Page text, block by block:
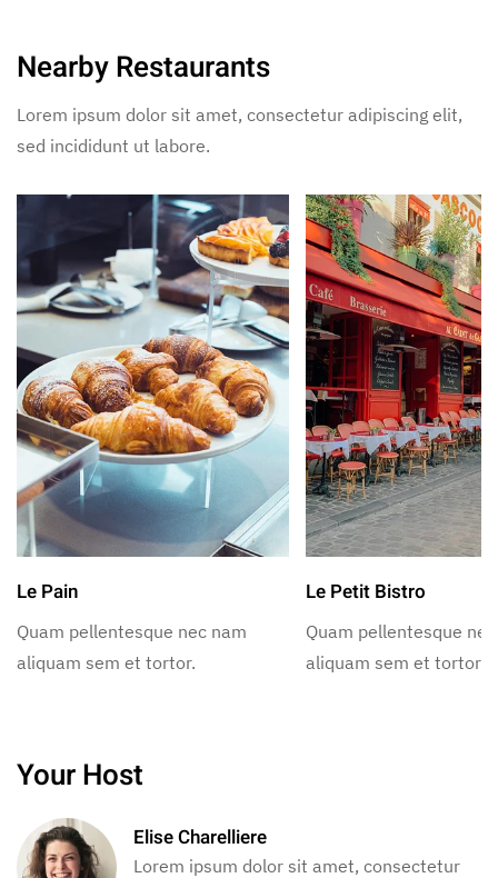
Nearby Restaurants
Lorem ipsum dolor sit amet, consectetur adipiscing elit,
sed incididunt ut labore.
Le Pain
Quam pellentesque nec nam
aliquam sem et tortor.
Le Petit Bistro
Quam pellentesque
aliquam sem et tortor.
Your Host
Elise Charelliere
Lorem ipsum dolor sit amet, consectetur